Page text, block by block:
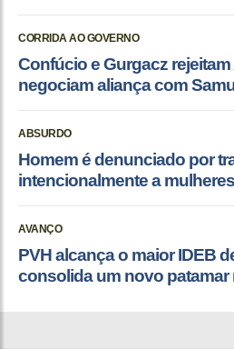
CORRIDA AO GOVERNO
Confúcio e Gurgacz
negociam aliança com
ABSURDO
Homem é denunciado por
intencionalmente a
AVANÇO
PVH alcança o maior IDEB
consolida um novo patamar